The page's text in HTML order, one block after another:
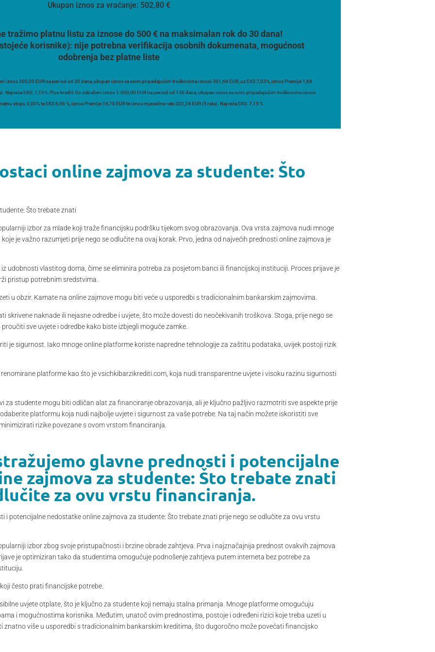
Ukupan iznos za vraćanje: 502,80 €
tražimo platnu listu za iznose do 500 € na maksimalan rok do 30 dana!
korisnike): nije potrebna verifikacija osobnih dokumenata, mogućnost
odobrenja bez platne liste
iznos 300,00 EUR na period od 30 dana, ukupan iznos sa svim pripadajućim troškovima iznosi 301,68 EUR, uz EKS 7,03%, iznos Premije 1,68
Najveća EKS: 7,15%, Plus kredit: Uz zatraženi iznos 1.000,00 EUR na period od 150 dana, ukupan iznos sa svim pripadajućim troškovima iznosi
stopu 0,00% te EKS 6,96 %, iznos Premije 16,70 EUR te iznos mjesečne rate 203,34 EUR (5 rata). Najveća EKS: 7,15 %
online zajmova za studente: Što
Što trebate znati
izbor za mlade koji traže financijsku podršku tijekom svog obrazovanja. Ova vrsta zajmova nudi mnoge
je važno razumjeti prije nego se odlučite na ovaj korak. Prvo, jedna od najvećih prednosti online zajmova je
udobnosti vlastitog doma, čime se eliminira potreba za posjetom banci ili financijskoj instituciji. Proces prijave je
pristup potrebnim sredstvima.
u obzir. Kamate na online zajmove mogu biti veće u usporedbi s tradicionalnim bankarskim zajmovima.
skrivene naknade ili nejasne odredbe i uvjete, što može dovesti do neočekivanih troškova. Stoga, prije nego se
sve uvjete i odredbe kako biste izbjegli moguće zamke.
je sigurnost. Iako mnoge online platforme koriste napredne tehnologije za zaštitu podataka, uvijek postoji rizik
platforme kao što je vsichkibarzikrediti.com, koja nudi transparentne uvjete i visoku razinu sigurnosti
za studente mogu biti odličan alat za financiranje obrazovanja, ali je ključno pažljivo razmotriti sve aspekte prije
platformu koja nudi najbolje uvjete i sigurnost za vaše potrebe. Na taj način možete iskoristiti sve
rizike povezane s ovom vrstom financiranja.
glavne prednosti i potencijalne
zajmova za studente: Što trebate znati
za ovu vrstu financiranja.
i potencijalne nedostatke online zajmova za studente: Što trebate znati prije nego se odlučite za ovu vrstu
izbor zbog svoje pristupačnosti i brzine obrade zahtjeva. Prva i najznačajnija prednost ovakvih zajmova
je optimiziran tako da studentima omogućuje podnošenje zahtjeva putem interneta bez potrebe za
često prati financijske potrebe.
uvjete otplate, što je ključno za studente koji nemaju stalna primanja. Mnoge platforme omogućuju
i mogućnostima korisnika. Međutim, unatoč ovim prednostima, postoje i određeni rizici koje treba uzeti u
znatno više u usporedbi s tradicionalnim bankarskim kreditima, što dugoročno može povećati financijsko